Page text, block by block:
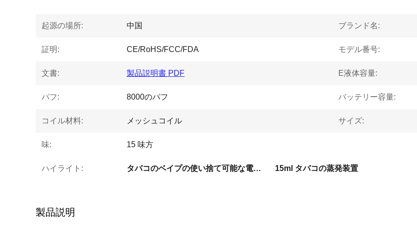
起源の場所: 中国 ブランド名:
証明: CE/RoHS/FCC/FDA モデル番号:
文書: 製品説明書 PDF E液体容量:
パフ: 8000のパフ バッテリー容量:
コイル材料: メッシュコイル サイズ:
味: 15 味方
ハイライト: タバコのベイプの使い捨て可能な電子ペン 15ml タバコの蒸発装置
製品説明